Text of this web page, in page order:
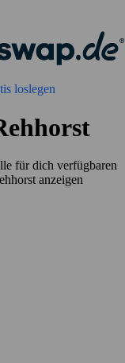
loslegen
für dich verfügbaren
anzeigen